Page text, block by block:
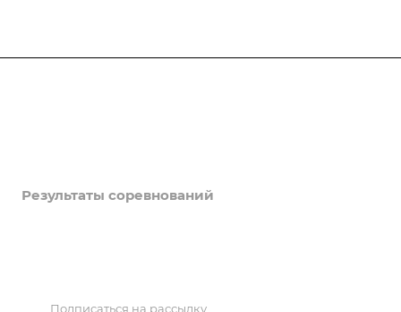
Результаты соревнований
Подписаться на рассылку